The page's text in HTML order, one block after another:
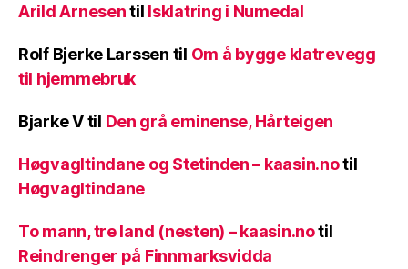
Arild Arnesentil Isklatring i Numedal
Rolf Bjerke Larssen til Om å bygge klatrevegg
til hjemmebruk
Bjarke Vtil Den grå eminense, Hårteigen
Høgvagltindane og Stetinden – kaasin.notil
Høgvagltindane
To mann, tre land (nesten) – kaasin.notil
Reindrenger på Finnmarksvidda